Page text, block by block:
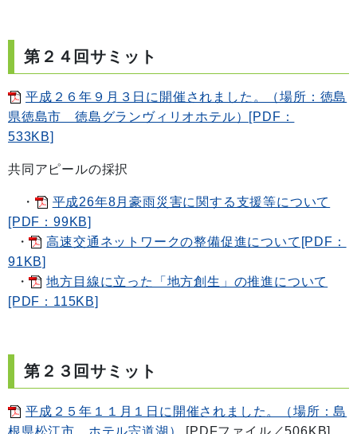
第２４回サミット
平成２６年９月３日に開催されました。（場所：徳島
県徳島市 徳島グランヴィリオホテル）[PDF：
533KB]
共同アピールの採択
・
平成26年8月豪雨災害に関する支援等について
[PDF：99KB]
・
高速交通ネットワークの整備促進について[PDF：
91KB]
・
地方目線に立った「地方創生」の推進について
[PDF：115KB]
第２３回サミット
平成２５年１１月１日に開催されました。（場所：島
根県松江市 ホテル宍道湖）
[PDFファイル／506KB]